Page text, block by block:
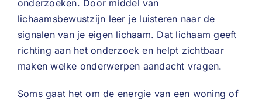
onderzoeken. Door middel van
lichaamsbewustzijn leer je luisteren naar de
signalen van je eigen lichaam. Dat lichaam geeft
richting aan het onderzoek en helpt zichtbaar
maken welke onderwerpen aandacht vragen.
Soms gaat het om de energie van een woning of